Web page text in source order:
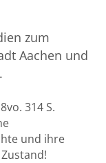
zum
Aachen und
314 S.
und ihre